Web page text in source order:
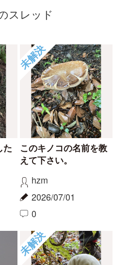
肉まんのようなキノコ
きのこニュービー
2025/11/03
未解決
2025/10/21